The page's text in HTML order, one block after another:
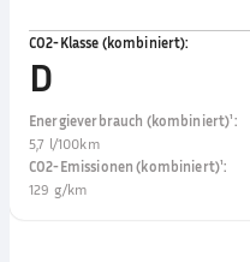
CO2-Klasse (kombiniert):
D
Energieverbrauch (kombiniert)¹:
5,7 l/100km
CO2-Emissionen (kombiniert)¹:
129 g/km